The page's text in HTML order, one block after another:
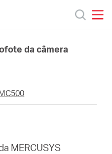
da câmera
MERCUSYS